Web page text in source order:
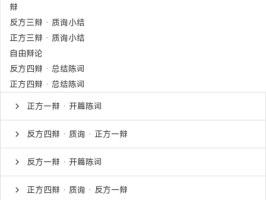
辩
反方三辩 · 质询小结
正方三辩 · 质询小结
自由辩论
反方四辩 · 总结陈词
正方四辩 · 总结陈词
正方一辩 · 开篇陈词
反方四辩 · 质询 · 正方一辩
反方一辩 · 开篇陈词
正方四辩 · 质询 · 反方一辩